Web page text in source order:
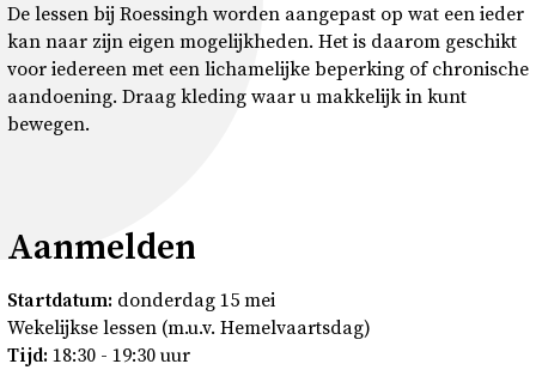
De lessen bij Roessingh worden aangepast op wat een ieder
kan naar zijn eigen mogelijkheden. Het is daarom geschikt
voor iedereen met een lichamelijke beperking of chronische
aandoening. Draag kleding waar u makkelijk in kunt
bewegen.
Aanmelden
Startdatum: donderdag 15 mei
Wekelijkse lessen (m.u.v. Hemelvaartsdag)
Tijd: 18:30 - 19:30 uur